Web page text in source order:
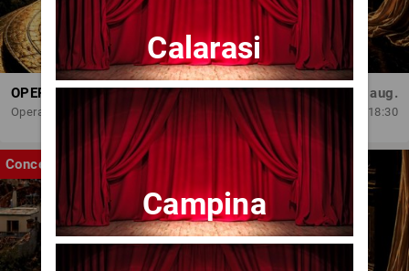
OPERA BRAȘOV ESTIVAL – ROMANCE & CINEMA - CONCERT
Opera Brasov
Sâm, 29 aug.
18:30
Concert
Calarasi
Campina